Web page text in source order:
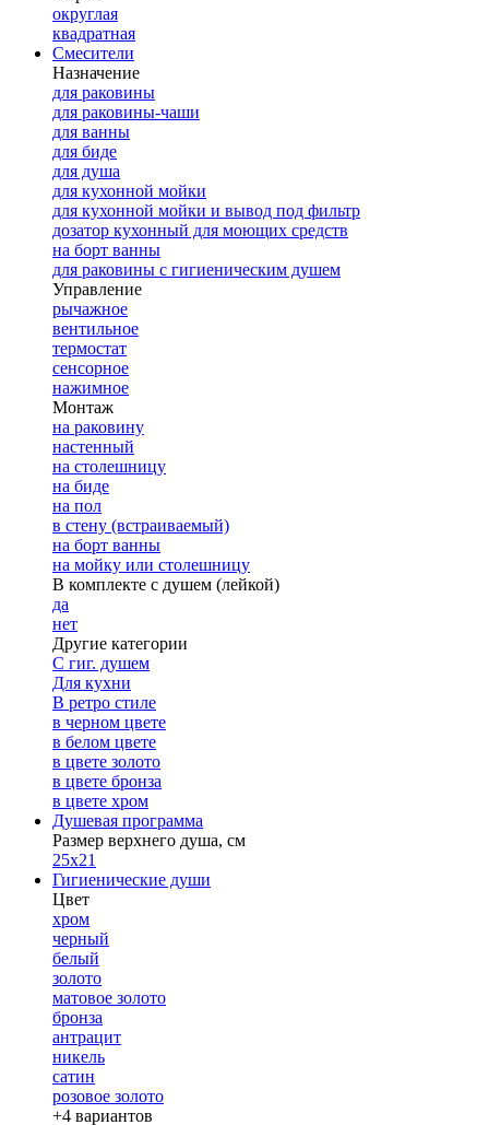
округлая
квадратная
Смесители
Назначение
для раковины
для раковины-чаши
для ванны
для биде
для душа
для кухонной мойки
для кухонной мойки и вывод под фильтр
дозатор кухонный для моющих средств
на борт ванны
для раковины с гигиеническим душем
Управление
рычажное
вентильное
термостат
сенсорное
нажимное
Монтаж
на раковину
настенный
на столешницу
на биде
на пол
в стену (встраиваемый)
на борт ванны
на мойку или столешницу
В комплекте с душем (лейкой)
да
нет
Другие категории
С гиг. душем
Для кухни
В ретро стиле
в черном цвете
в белом цвете
в цвете золото
в цвете бронза
в цвете хром
Душевая программа
Размер верхнего душа, см
25х21
Гигиенические души
Цвет
хром
черный
белый
золото
матовое золото
бронза
антрацит
никель
сатин
розовое золото
+4 вариантов